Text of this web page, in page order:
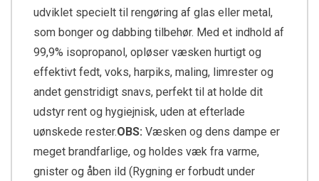
udviklet specielt til rengøring af glas eller metal,
som bonger og dabbing tilbehør. Med et indhold af
99,9% isopropanol, opløser væsken hurtigt og
effektivt fedt, voks, harpiks, maling, limrester og
andet genstridigt snavs, perfekt til at holde dit
udstyr rent og hygiejnisk, uden at efterlade
uønskede rester.OBS: Væsken og dens dampe er
meget brandfarlige, og holdes væk fra varme,
gnister og åben ild (Rygning er forbudt under